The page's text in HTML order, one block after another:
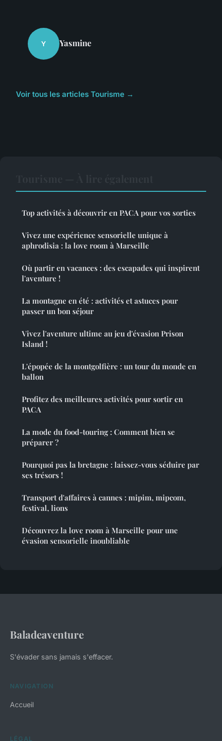
Y Yasmine
Voir tous les articles Tourisme →
Top activités à découvrir en PACA pour vos sorties
Vivez une expérience sensorielle unique à
aphrodisia : la love room à Marseille
Où partir en vacances : des escapades qui inspirent
l'aventure !
La montagne en été : activités et astuces pour
passer un bon séjour
Vivez l'aventure ultime au jeu d'évasion Prison
Island !
L'épopée de la montgolfière : un tour du monde en
ballon
Profitez des meilleures activités pour sortir en
PACA
La mode du food-touring : Comment bien se
préparer ?
Pourquoi pas la bretagne : laissez-vous séduire par
ses trésors !
Transport d'affaires à cannes : mipim, mipcom,
festival, lions
Découvrez la love room à Marseille pour une
évasion sensorielle inoubliable
Baladeaventure
S'évader sans jamais s'effacer.
NAVIGATION
Accueil
LÉGAL